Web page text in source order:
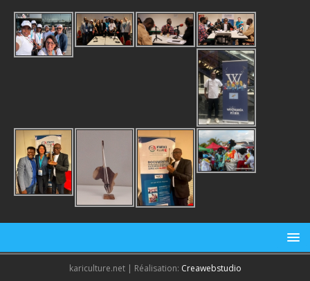
kariculture.net | Réalisation: Creawebstudio